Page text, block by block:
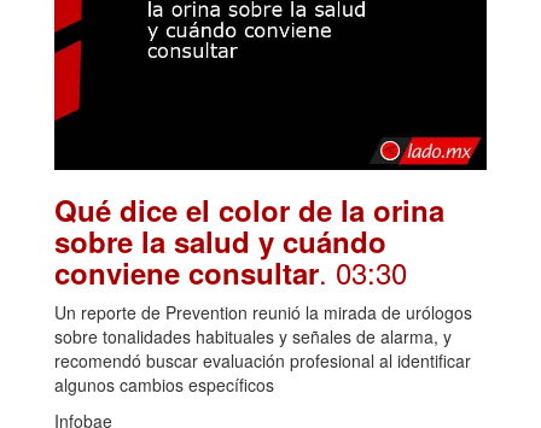
Qué dice el color de la orina
sobre la salud y cuándo
conviene consultar. 03:30
Un reporte de Prevention reunió la mirada de urólogos
sobre tonalidades habituales y señales de alarma, y
recomendó buscar evaluación profesional al identificar
algunos cambios específicos
Infobae